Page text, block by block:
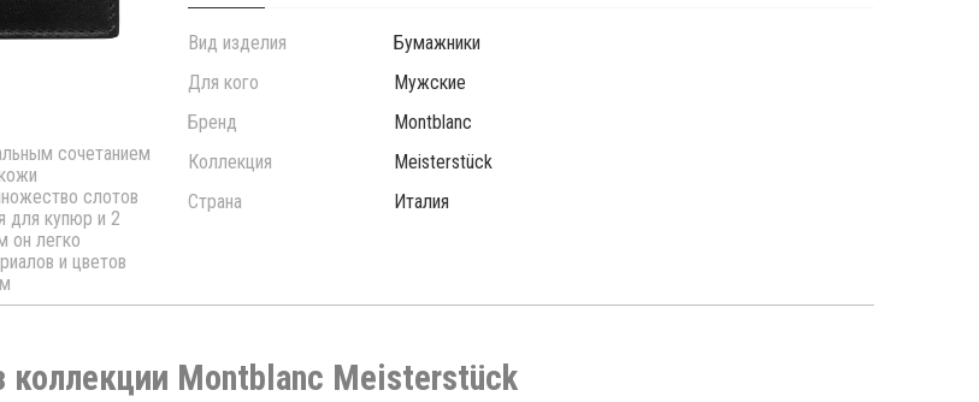
сочетанием
слотов
для купюр и 2
он легко
и цветов
Вид изделия
Бумажники
Для кого
Мужские
Бренд
Montblanc
Коллекция
Meisterstück
Страна
Италия
коллекции Montblanc Meisterstück